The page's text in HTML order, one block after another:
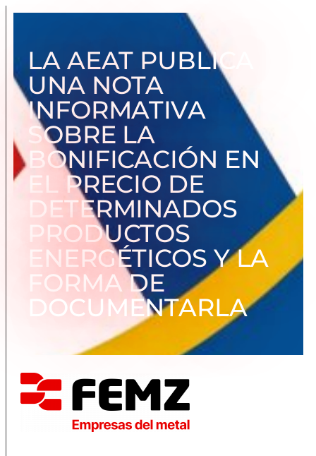
LA AEAT PUBLICA
UNA NOTA
INFORMATIVA
SOBRE LA
BONIFICACIÓN EN
EL PRECIO DE
DETERMINADOS
PRODUCTOS
ENERGÉTICOS Y LA
FORMA DE
DOCUMENTARLA